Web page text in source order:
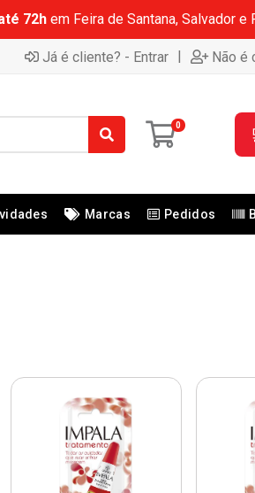
72hem Feira de Santana, Salvador e
Já é cliente? - Entrar | Não é
0
Marcas Pedidos